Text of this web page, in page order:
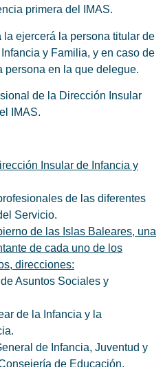
primera del IMAS.
la ejercerá la persona titular de
y Familia, y en caso de
persona en la que delegue.
de la Dirección Insular
IMAS.
Insular de Infancia y
de las diferentes
Servicio.
de las Islas Baleares, una
de cada uno de los
direcciones:
Asuntos Sociales y
de la Infancia y la
de Infancia, Juventud y
de Educación,